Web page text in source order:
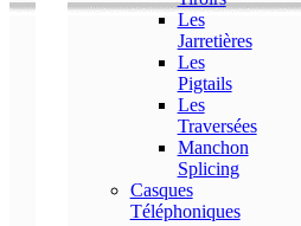
Les
Jarretières
Les
Pigtails
Les
Traversées
Manchon
Splicing
Casques
Téléphoniques